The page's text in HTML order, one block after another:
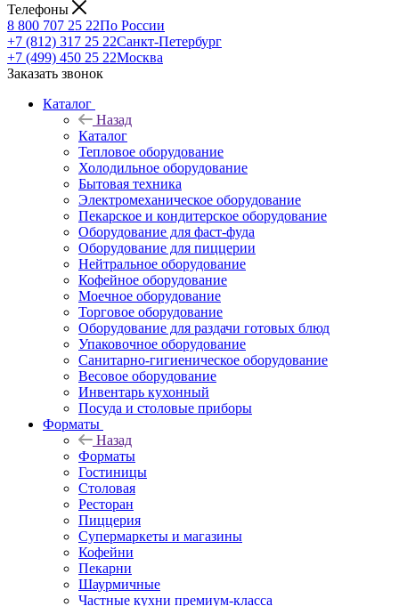
Телефоны
8 800 707 25 22По России
+7 (812) 317 25 22Санкт-Петербург
+7 (499) 450 25 22Москва
Заказать звонок
Каталог
Назад
Каталог
Тепловое оборудование
Холодильное оборудование
Бытовая техника
Электромеханическое оборудование
Пекарское и кондитерское оборудование
Оборудование для фаст-фуда
Оборудование для пиццерии
Нейтральное оборудование
Кофейное оборудование
Моечное оборудование
Торговое оборудование
Оборудование для раздачи готовых блюд
Упаковочное оборудование
Санитарно-гигиеническое оборудование
Весовое оборудование
Инвентарь кухонный
Посуда и столовые приборы
Форматы
Назад
Форматы
Гостиницы
Столовая
Ресторан
Пиццерия
Супермаркеты и магазины
Кофейни
Пекарни
Шаурмичные
Частные кухни премиум-класса